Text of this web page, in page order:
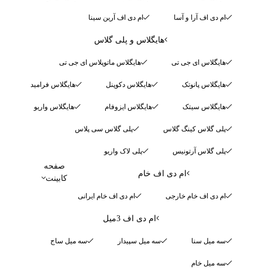
ام دی اف آرا و آسا ام دی اف آرین سینا
هایگلاس و پلی گلاس
هایگلاس ای جی تی هایگلاس ماتوپلاس ای جی تی
هایگلاس پانوتک هایگلاس دکوپنل هایگلاس فرامید
هایگلاس سیتک هایگلاس ایزوفام هایگلاس واریو
پلی گلاس کینگ گلاس پلی گلاس سی پلاس
پلی گلاس آرتونیس پلی لاک واریو
ام دی اف خام
ام دی اف خام خارجی ام دی اف خام ایرانی
ام دی اف 3میل
سه میل سنا سه میل سپیدار سه میل ساج
سه میل خام
صفحه
کابینت